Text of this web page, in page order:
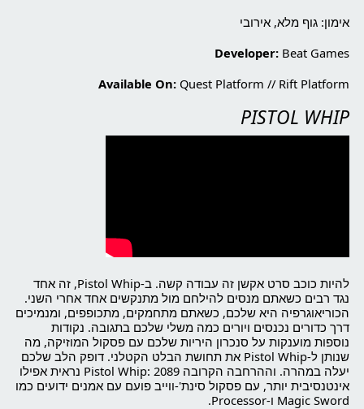
אימון: גוף מלא, אירובי
Developer: Beat Games
Available On: Quest Platform // Rift Platform
PISTOL WHIP
להיות כוכב סרט אקשן זה עבודה קשה. ב-Pistol Whip, זה אחד
נגד רבים כשאתם מנסים להילחם מול מתנקשים אחד אחרי השני.
הכוריאוגרפיה היא שלכם, כשאתם מתחמקים, מתכופפים, ומנמיכים
דרך כדורים נכנסים ויורים כמה משלי שלכם בתגובה. נקודות
נוספות מוענקות על סנכרון היריות שלכם עם פסקול המוזיקה, מה
שנותן ל-Pistol Whip את תחושת הבלט הקטלני. דופק הלב שלכם
יעלה במהרה. וההרחבה הקרובה Pistol Whip: 2089 נראית אפילו
אינטנסיבית יותר, עם פסקול סינת'-ווייב פועם עם אמנים ידועים כמו
Magic Sword ו-Processor.